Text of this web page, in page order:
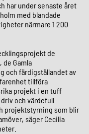
har under senaste året
med blandade
närmare 1 200
de
de Gamla
och färdigställandet av
tillföra
projekt i en tuff
och värdefull
projektstyrning som blir
säger Cecilia